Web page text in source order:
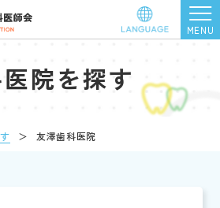
院を探す
＞ 友澤歯科医院